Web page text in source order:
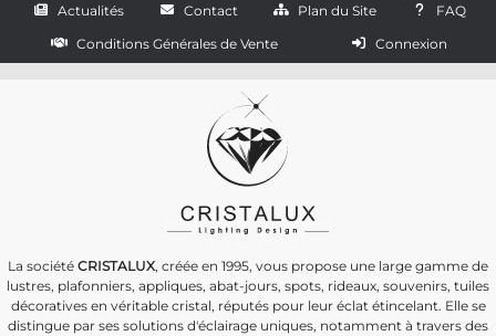
Actualités
Contact Plan du Site
FAQ
Conditions Générales de Vente
Connexion
La société CRISTALUX, créée en 1995, vous propose une large gamme de
lustres, plafonniers, appliques, abat-jours, spots, rideaux, souvenirs, tuiles
décoratives en véritable cristal, réputés pour leur éclat étincelant. Elle se
distingue par ses solutions d'éclairage uniques, notamment à travers des